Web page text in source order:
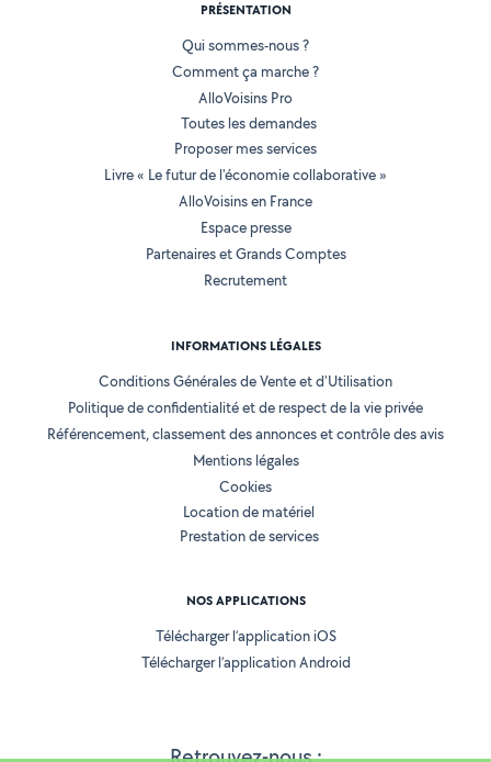
PRÉSENTATION
Qui sommes-nous ?
Comment ça marche ?
AlloVoisins Pro
Toutes les demandes
Proposer mes services
Livre « Le futur de l'économie collaborative »
AlloVoisins en France
Espace presse
Partenaires et Grands Comptes
Recrutement
INFORMATIONS LÉGALES
Conditions Générales de Vente et d'Utilisation
Politique de confidentialité et de respect de la vie privée
Référencement, classement des annonces et contrôle des avis
Mentions légales
Cookies
Location de matériel
Prestation de services
NOS APPLICATIONS
Télécharger l’application iOS
Télécharger l’application Android